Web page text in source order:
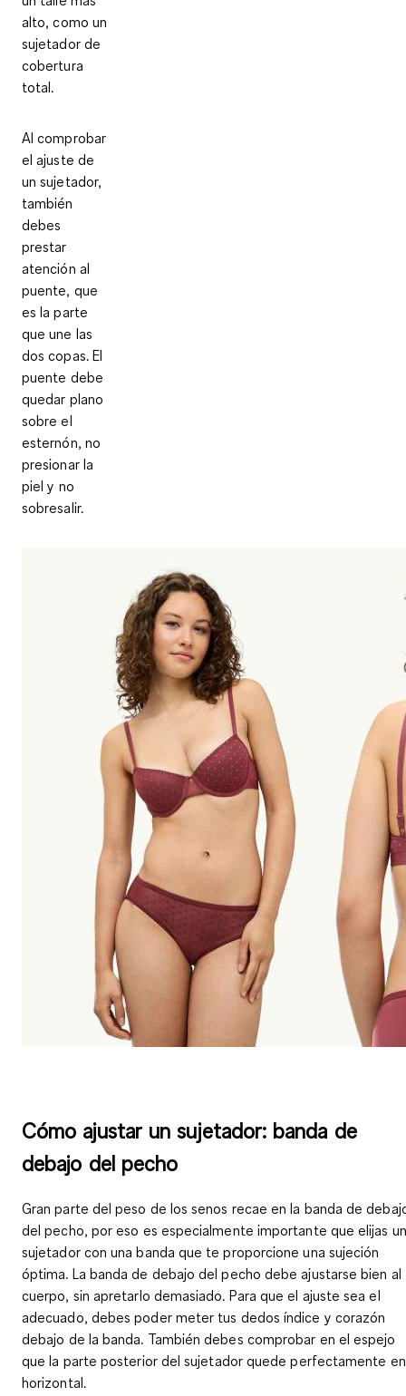
alto, como un
sujetador de
cobertura
total.
Al comprobar
el ajuste de
un sujetador,
también
debes
prestar
atención al
puente, que
es la parte
que une las
dos copas. El
puente debe
quedar plano
sobre el
esternón, no
presionar la
piel y no
sobresalir.
Cómo ajustar un sujetador: banda de
debajo del pecho
Gran parte del peso de los senos recae en la banda de
del pecho, por eso es especialmente importante que elijas un
sujetador con una banda que te proporcione una sujeción
óptima. La banda de debajo del pecho debe ajustarse bien al
cuerpo, sin apretarlo demasiado. Para que el ajuste sea el
adecuado, debes poder meter tus dedos índice y corazón
debajo de la banda. También debes comprobar en el espejo
quela parte posterior del sujetador quede perfectamente en
horizontal.